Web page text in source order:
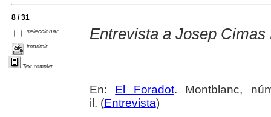
8 / 31
seleccionar
imprimir
Text complet
Entrevista a Josep Cimas
En: El Foradot. Montblanc,
il. (Entrevista)